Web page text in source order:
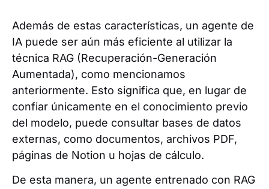
Además de estas características, un agente de
IA puede ser aún más eficiente al utilizar la
técnica RAG (Recuperación-Generación
Aumentada), como mencionamos
anteriormente. Esto significa que, en lugar de
confiar únicamente en el conocimiento previo
del modelo, puede consultar bases de datos
externas, como documentos, archivos PDF,
páginas de Notion u hojas de cálculo.
De esta manera, un agente entrenado con RAG